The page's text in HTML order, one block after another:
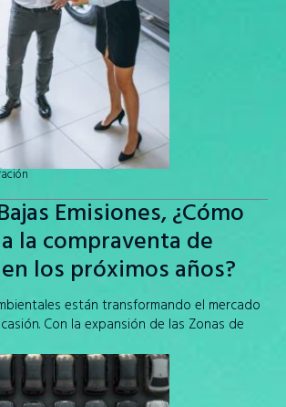
Emisiones, ¿Cómo
la compraventa de
los próximos años?
están transformando el mercado
Con la expansión de las Zonas de